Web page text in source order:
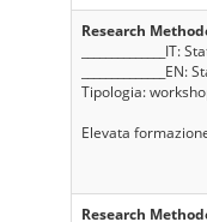
Research
Tipologia:
Elevata
Research